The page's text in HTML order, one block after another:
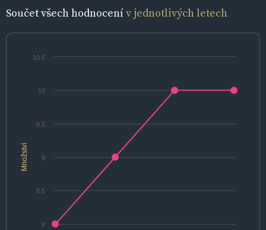
Součet všech hodnocenív jednotlivých letech
Množství
8
8.5
9
9.5
10
10.5